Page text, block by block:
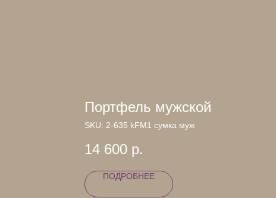
Портфель мужской
SKU: 2-635 kFM1 сумка муж
14 600 р.
ПОДРОБНЕЕ